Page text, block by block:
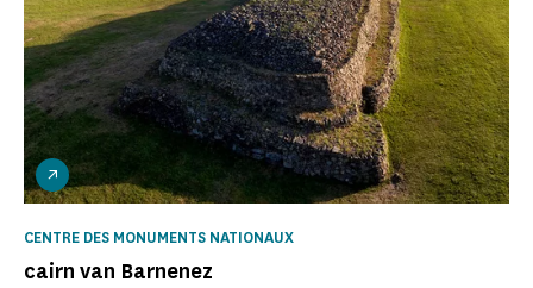
cairn van Barnenez
CENTRE DES MONUMENTS NATIONAUX